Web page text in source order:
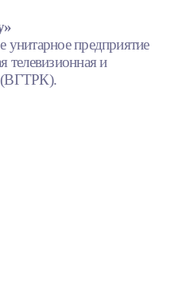
унитарное предприятие
телевизионная и
(ВГТРК).